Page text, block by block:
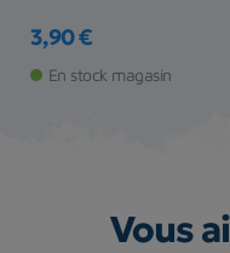
Prix
3,90 €
En stock magasin
Vous